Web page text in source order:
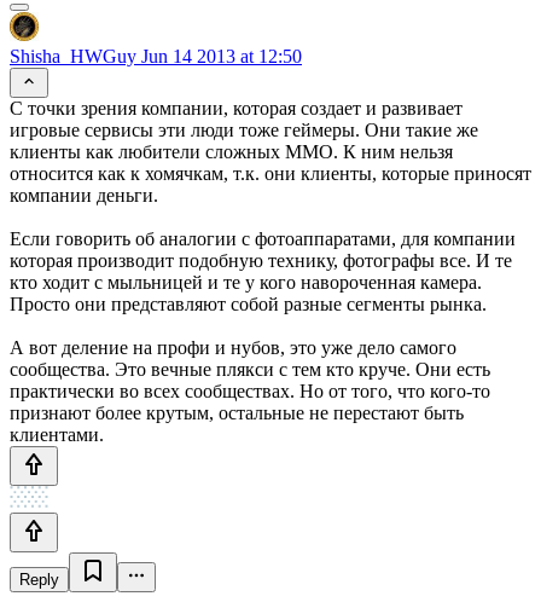
Shisha_HWGuy Jun 14 2013 at 12:50
С точки зрения компании, которая создает и развивает
игровые сервисы эти люди тоже геймеры. Они такие же
клиенты как любители сложных ММО. К ним нельзя
относится как к хомячкам, т.к. они клиенты, которые приносят
компании деньги.
Если говорить об аналогии с фотоаппаратами, для компании
которая производит подобную технику, фотографы все. И те
кто ходит с мыльницей и те у кого навороченная камера.
Просто они представляют собой разные сегменты рынка.
А вот деление на профи и нубов, это уже дело самого
сообщества. Это вечные плякси с тем кто круче. Они есть
практически во всех сообществах. Но от того, что кого-то
признают более крутым, остальные не перестают быть
клиентами.
Reply